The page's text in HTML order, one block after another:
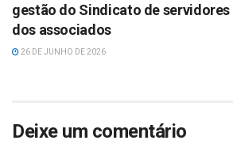
gestão do Sindicato de
dos associados
26 DE JUNHO DE 2026
Deixe um comentário